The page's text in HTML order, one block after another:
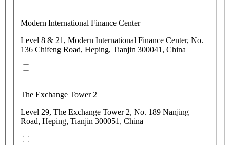
Modern International Finance Center
Level 8 & 21, Modern International Finance Center, No.
136 Chifeng Road, Heping, Tianjin 300041, China
The Exchange Tower 2
Level 29, The Exchange Tower 2, No. 189 Nanjing
Road, Heping, Tianjin 300051, China